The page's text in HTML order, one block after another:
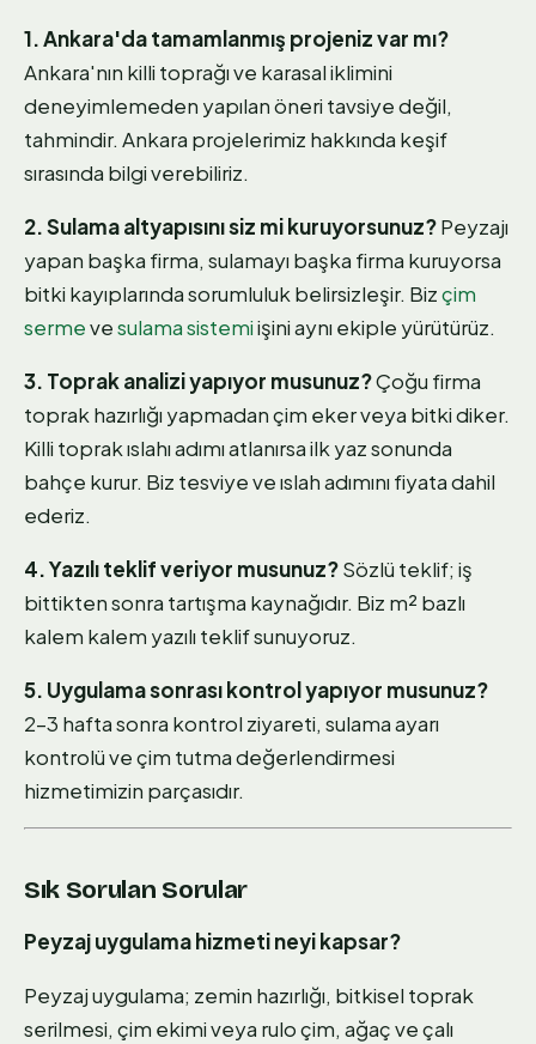
1. Ankara'da tamamlanmış projeniz var mı?
Ankara'nın killi toprağı ve karasal iklimini
deneyimlemeden yapılan öneri tavsiye değil,
tahmindir. Ankara projelerimiz hakkında keşif
sırasında bilgi verebiliriz.
2. Sulama altyapısını siz mi kuruyorsunuz?Peyzajı
yapan başka firma, sulamayı başka firma kuruyorsa
bitki kayıplarında sorumluluk belirsizleşir. Bizçim
sermevesulama sistemiişini aynı ekiple yürütürüz.
3. Toprak analizi yapıyor musunuz?Çoğu firma
toprak hazırlığı yapmadan çim eker veya bitki diker.
Killi toprak ıslahı adımı atlanırsa ilk yaz sonunda
bahçe kurur. Biz tesviye ve ıslah adımını fiyata dahil
ederiz.
4. Yazılı teklif veriyor musunuz?Sözlü teklif; iş
bittikten sonra tartışma kaynağıdır. Biz m² bazlı
kalem kalem yazılı teklif sunuyoruz.
5. Uygulama sonrası kontrol yapıyor musunuz?
2–3 hafta sonra kontrol ziyareti, sulama ayarı
kontrolü ve çim tutma değerlendirmesi
hizmetimizin parçasıdır.
Sık Sorulan Sorular
Peyzaj uygulama hizmeti neyi kapsar?
Peyzaj uygulama; zemin hazırlığı, bitkisel toprak
serilmesi, çim ekimi veya rulo çim, ağaç ve çalı